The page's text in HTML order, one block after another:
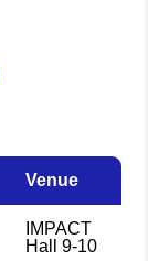
Venue
IMPACT
Hall 9-10